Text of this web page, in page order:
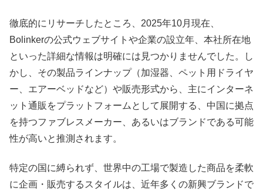
徹底的にリサーチしたところ、2025年10月現在、
Bolinkerの公式ウェブサイトや企業の設立年、本社所在地
といった詳細な情報は明確には見つかりませんでした。し
かし、その製品ラインナップ（加湿器、ペット用ドライヤ
ー、エアーベッドなど）や販売形式から、主にインターネ
ット通販をプラットフォームとして展開する、中国に拠点
を持つファブレスメーカー、あるいはブランドである可能
性が高いと推測されます。​
特定の国に縛られず、世界中の工場で製造した商品を柔軟
に企画・販売するスタイルは、近年多くの新興ブランドで